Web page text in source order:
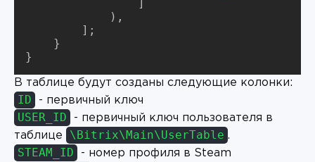
                ]
            ),
        ];
    }
}
В таблице будут созданы следующие колонки:
ID - первичный ключ
USER_ID
- первичный ключ пользователя в
таблице
\Bitrix\Main\UserTable .
STEAM_ID - номер профиля в Steam